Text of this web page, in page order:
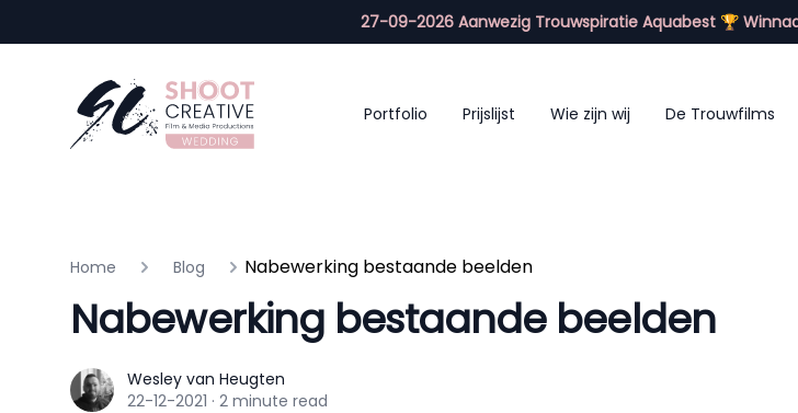
27-09-2026 Aanwezig Trouwspiratie Aquabest 🏆
Portfolio Prijslijst Wie zijn wij De Trouwfilms
Home Blog Nabewerking bestaande beelden
Nabewerking bestaande beelden
Wesley van Heugten
Wesley van Heugten
22-12-2021 · 2 minute read